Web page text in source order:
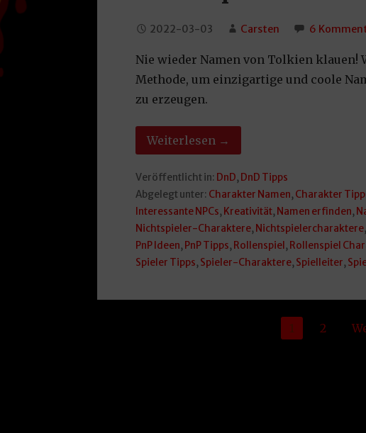
2022-03-03 Carsten 6
Nie wieder Namen von Tolkien klauen!
Methode, um einzigartige und coole
zu erzeugen.
Weiterlesen →
Veröffentlicht in: DnD, DnD Tipps
Abgelegt unter: Charakter Namen, Charakter
Interessante NPCs, Kreativität, Namen erfinden,
Nichtspieler-Charaktere, Nichtspielercharaktere,
PnP Ideen, PnP Tipps, Rollenspiel , Rollenspiel
Spieler Tipps, Spieler-Charaktere, Spielleiter,
1 2